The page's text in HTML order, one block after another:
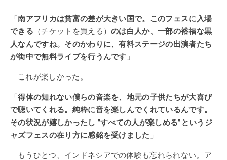
「南アフリカは貧富の差が大きい国で。このフェスに入場
できる （チケットを買える）のは白人か、一部の裕福な黒
人なんですね。そのかわりに、有料ステージの出演者たち
が街中で無料ライブを行うんです 」
これが楽しかった。
「得体の知れない僕らの音楽を、地元の子供たちが大喜び
で聴いてくれる。純粋に音を楽しんでくれているんです。
その状況が嬉しかったし “すべての人が楽しめる”というジ
ャズフェスの在り方に感銘を受けました 」
もうひとつ、インドネシアでの体験も忘れられない。ア